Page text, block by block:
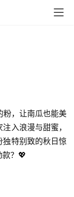
粉，让南瓜也能美
入浪漫与甜蜜，
独特别致的秋日惊
？💖